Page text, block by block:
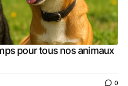
pour tous nos animaux
0